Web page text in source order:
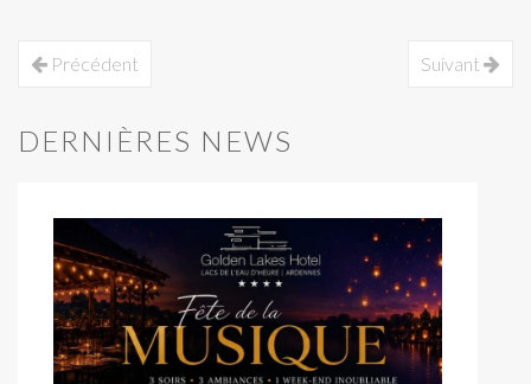
Précédent Suivant
DERNIÈRES NEWS